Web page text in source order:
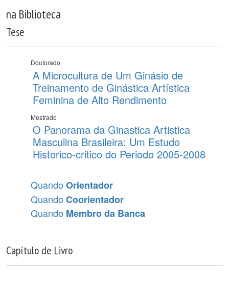
na Biblioteca
Tese
Doutorado
A Microcultura de Um Ginásio de
Treinamento de Ginástica Artística
Feminina de Alto Rendimento
Mestrado
O Panorama da Ginastica Artistica
Masculina Brasileira: Um Estudo
Historico-critico do Periodo 2005-2008
Quando Orientador
Quando Coorientador
Quando Membro da Banca
Capítulo de Livro